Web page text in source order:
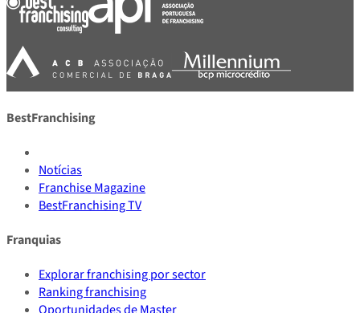
BestFranchising
Notícias
Franchise Magazine
BestFranchising TV
Franquias
Explorar franchising por sector
Ranking franchising